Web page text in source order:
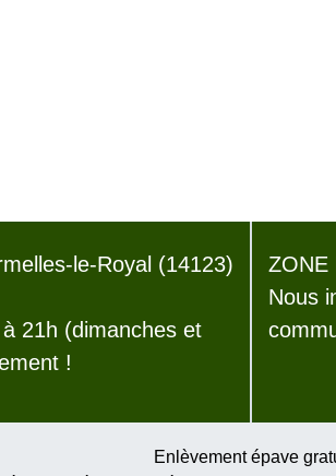
le-Royal (14123)
21h (dimanches et
!
ZONE
Nous
Enlèvement épave